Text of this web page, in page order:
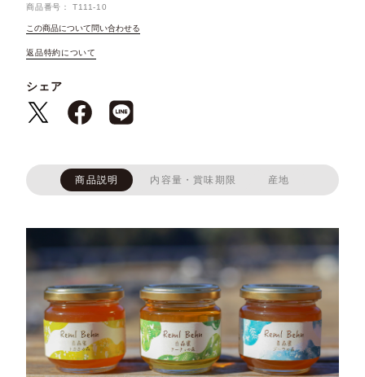
商品番号 T111-10
この商品について問い合わせる
返品特約について
シェア
商品説明 内容量・賞味期限 産地